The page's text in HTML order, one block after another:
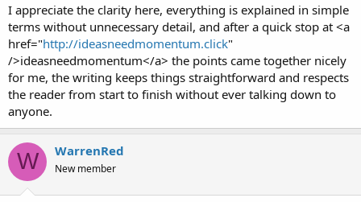
I appreciate the clarity here, everything is explained in simple
terms without unnecessary detail, and after a quick stop at <a
href="http://ideasneedmomentum.click"
/>ideasneedmomentum</a> the points came together nicely
for me, the writing keeps things straightforward and respects
the reader from start to finish without ever talking down to
anyone.
W WarrenRed
New member